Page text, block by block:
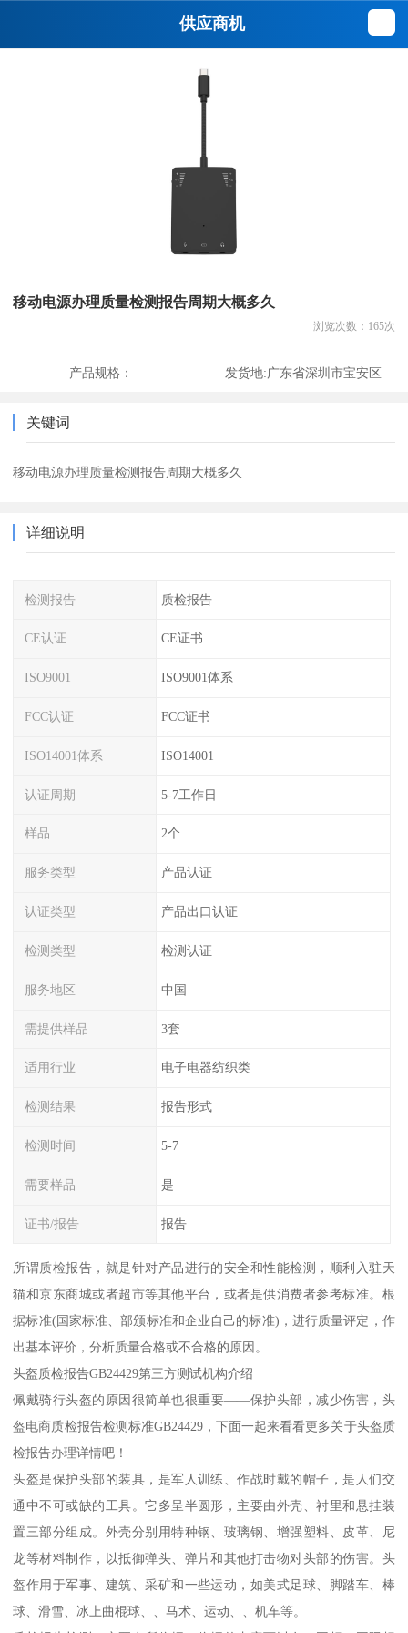
供应商机
移动电源办理质量检测报告周期大概多久
浏览次数： 165次
产品规格： 发货地:广东省深圳市宝安区
关键词
移动电源办理质量检测报告周期大概多久
详细说明
检测报告 质检报告
CE认证 CE证书
ISO9001 ISO9001体系
FCC认证 FCC证书
ISO14001体系 ISO14001
认证周期 5-7工作日
样品 2个
服务类型 产品认证
认证类型 产品出口认证
检测类型 检测认证
服务地区 中国
需提供样品 3套
适用行业 电子电器纺织类
检测结果 报告形式
检测时间 5-7
需要样品 是
证书/报告 报告
所谓质检报告，就是针对产品进行的安全和性能检测，顺利入驻天
猫和京东商城或者超市等其他平台，或者是供消费者参考标准。根
据标准(国家标准、部颁标准和企业自己的标准)，进行质量评定，作
出基本评价，分析质量合格或不合格的原因。
头盔质检报告GB24429第三方测试机构介绍
佩戴骑行头盔的原因很简单也很重要——保护头部，减少伤害，头
盔电商质检报告检测标准GB24429，下面一起来看看更多关于头盔质
检报告办理详情吧！
头盔是保护头部的装具，是军人训练、作战时戴的帽子，是人们交
通中不可或缺的工具。它多呈半圆形，主要由外壳、衬里和悬挂装
置三部分组成。外壳分别用特种钢、玻璃钢、增强塑料、皮革、尼
龙等材料制作，以抵御弹头、弹片和其他打击物对头部的伤害。头
盔作用于军事、建筑、采矿和一些运动，如美式足球、脚踏车、棒
球、滑雪、冰上曲棍球、、马术、运动、、机车等。